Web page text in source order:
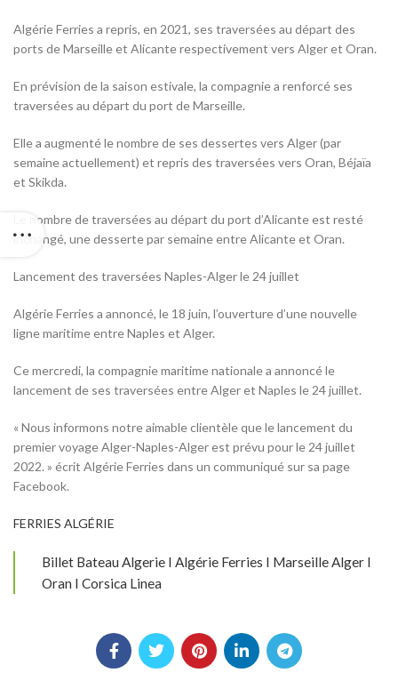
Algérie Ferries a repris, en 2021, ses traversées au départ des
ports de Marseille et Alicante respectivement vers Alger et Oran.
En prévision de la saison estivale, la compagnie a renforcé ses
traversées au départ du port de Marseille.
Elle a augmenté le nombre de ses dessertes vers Alger (par
semaine actuellement) et repris des traversées vers Oran, Béjaïa
et Skikda.
Le nombre de traversées au départ du port d’Alicante est resté
inchangé, une desserte par semaine entre Alicante et Oran.
Lancement des traversées Naples-Alger le 24 juillet
Algérie Ferries a annoncé, le 18 juin, l’ouverture d’une nouvelle
ligne maritime entre Naples et Alger.
Ce mercredi, la compagnie maritime nationale a annoncé le
lancement de ses traversées entre Alger et Naples le 24 juillet.
« Nous informons notre aimable clientèle que le lancement du
premier voyage Alger-Naples-Alger est prévu pour le 24 juillet
2022. » écrit Algérie Ferries dans un communiqué sur sa page
Facebook.
FERRIES ALGÉRIE
Billet Bateau Algerie I Algérie Ferries I Marseille Alger I
Oran I Corsica Linea